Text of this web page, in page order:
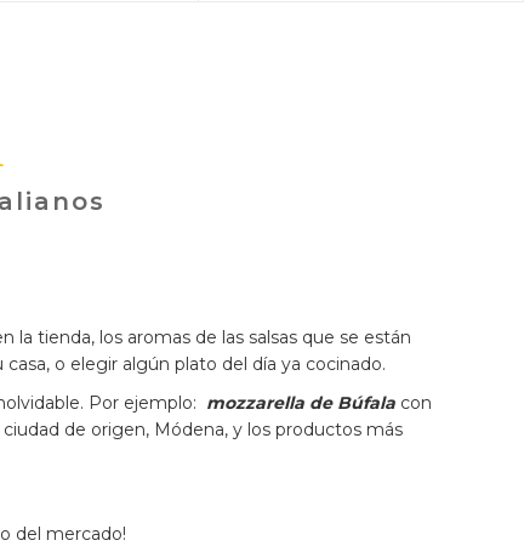
la tienda, los aromas de las salsas que se están
o elegir algún plato del día ya cocinado.
Por ejemplo: mozzarella de Búfala con
de origen, Módena, y los productos más
del mercado!